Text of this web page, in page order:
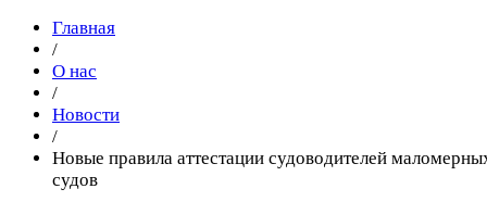
Главная
/
О нас
/
Новости
/
Новые правила аттестации судоводителей
судов